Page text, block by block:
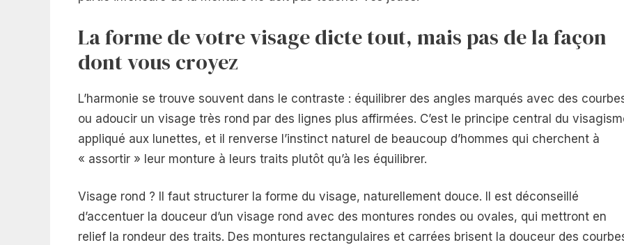
La forme de votre visage dicte tout, mais pas de la façon
dont vous croyez
L’harmonie se trouve souvent dans le contraste : équilibrer des angles marqués avec des
ou adoucir un visage très rond par des lignes plus affirmées. C’est le principe central du
appliqué aux lunettes, et il renverse l’instinct naturel de beaucoup d’hommes qui cherchent à
« assortir » leur monture à leurs traits plutôt qu’à les équilibrer.
Visage rond ? Il faut structurer la forme du visage, naturellement douce. Il est déconseillé
d’accentuer la douceur d’un visage rond avec des montures rondes ou ovales, qui mettront en
relief la rondeur des traits. Des montures rectangulaires et carrées brisent la douceur des